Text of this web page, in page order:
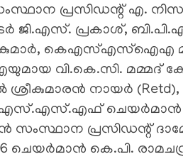
പ്രസിഡന്റ് എ.
പ്രകാശ്,
കുമാർ, കെഎസ്എസ്ഐഎ
വി.കെ.സി. മമ്മദ്
നായർ (Retd),
ചെയർമാൻ
പ്രസിഡന്റ്
കെ.പി.